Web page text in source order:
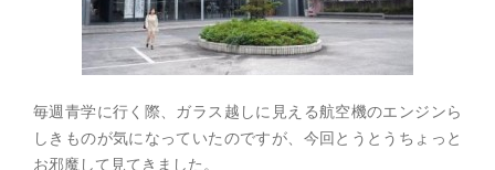
毎週青学に行く際、ガラス越しに見える航空機のエンジンら
しきものが気になっていたのですが、今回とうとうちょっと
お邪魔して見てきました。